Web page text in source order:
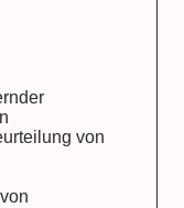
von